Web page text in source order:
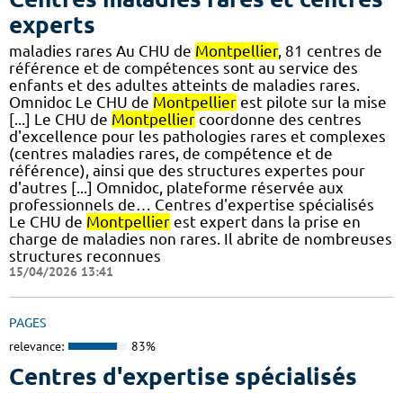
experts
maladies rares Au CHU de Montpellier, 81 centres de
référence et de compétences sont au service des
enfants et des adultes atteints de maladies rares.
Omnidoc Le CHU de Montpellier est pilote sur la mise
[...] Le CHU de Montpellier coordonne des centres
d'excellence pour les pathologies rares et complexes
(centres maladies rares, de compétence et de
référence), ainsi que des structures expertes pour
d'autres [...] Omnidoc, plateforme réservée aux
professionnels de… Centres d'expertise spécialisés
Le CHU de Montpellier est expert dans la prise en
charge de maladies non rares. Il abrite de nombreuses
structures reconnues
15/04/2026 13:41
PAGES
relevance: 83%
Centres d'expertise spécialisés